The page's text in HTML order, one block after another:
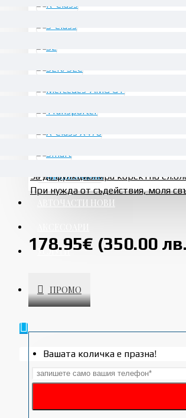
АВТОЧАСТИ НОВИ
УСЛУГИ
ПРОМО
Вашата количка е празна!
За да функционира коректно
При нужда от съдействия, моля
178.95€ (350.00